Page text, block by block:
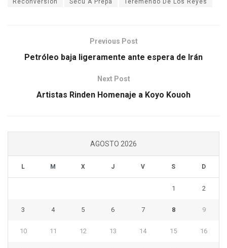
Reconversión Secu A Prepa Teremendo De Los Reyes
Previous Post
Petróleo baja ligeramente ante espera de Irán
Next Post
Artistas Rinden Homenaje a Koyo Kouoh
AGOSTO 2026
L M X J V S D
1 2
3 4 5 6 7 8 9
10 11 12 13 14 15 16